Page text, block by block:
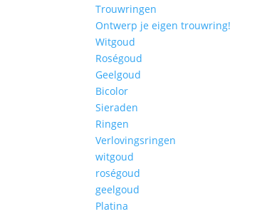
Trouwringen
Ontwerp je eigen trouwring!
Witgoud
Roségoud
Geelgoud
Bicolor
Sieraden
Ringen
Verlovingsringen
witgoud
roségoud
geelgoud
Platina